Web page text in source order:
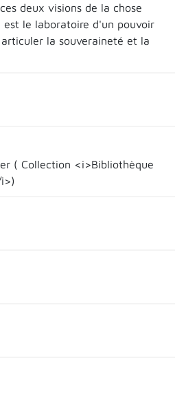
deux visions de la chose
est le laboratoire d'un pouvoir
la souveraineté et la
( Collection <i>Bibliothèque